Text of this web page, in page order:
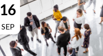
16
SEP